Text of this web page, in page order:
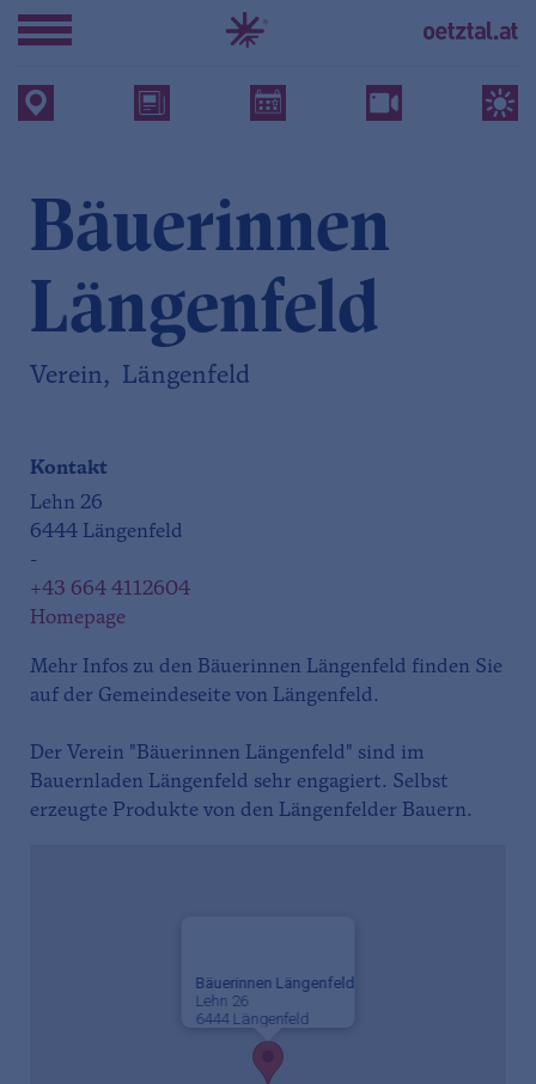
Bäuerinnen
Längenfeld
Verein, Längenfeld
Kontakt
Lehn 26
6444 Längenfeld
-
+43 664 4112604
Homepage
Mehr Infos zu den Bäuerinnen Längenfeld finden Sie
auf der Gemeindeseite von Längenfeld.
Der Verein "Bäuerinnen Längenfeld" sind im
Bauernladen Längenfeld sehr engagiert. Selbst
erzeugte Produkte von den Längenfelder Bauern.
Bäuerinnen Längenfeld
Lehn 26
6444 Längenfeld